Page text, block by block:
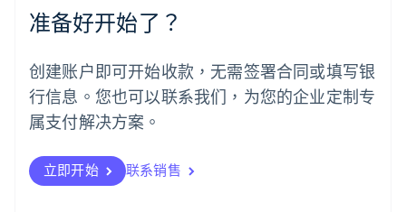
准备好开始了？
创建账户即可开始收款，无需签署合同或填写银
行信息。您也可以联系我们，为您的企业定制专
属支付解决方案。
立即开始 联系销售
墨西哥
EspañolEnglish
English
葡萄牙
PortuguêsEnglish
日本
瑞典
Svenska English
瑞士